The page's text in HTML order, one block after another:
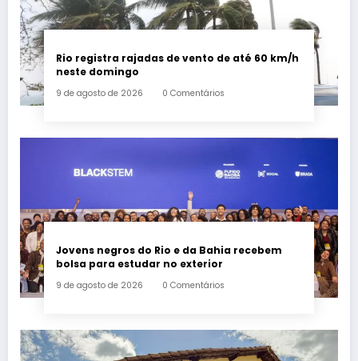
Rio registra rajadas de vento de até 60 km/h
neste domingo
9 de agosto de 2026 0 Comentários
Jovens negros do Rio e da Bahia recebem
bolsa para estudar no exterior
9 de agosto de 2026 0 Comentários